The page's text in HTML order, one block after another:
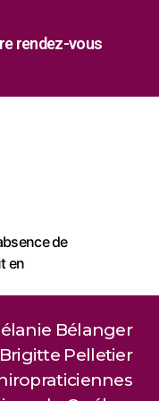
rendez-vous
de
en
Bélanger
Pelletier